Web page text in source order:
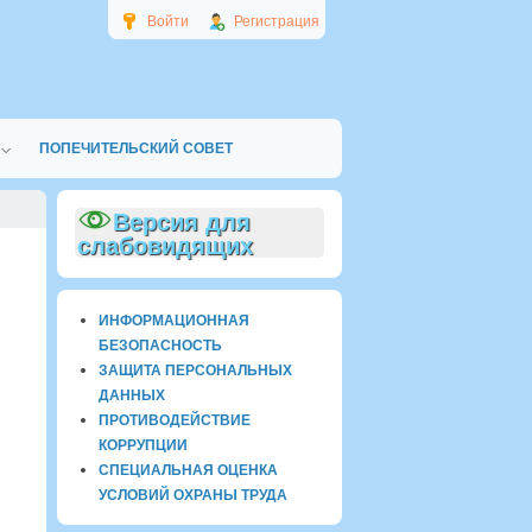
Войти Регистрация
ПОПЕЧИТЕЛЬСКИЙ СОВЕТ
Версия для
слабовидящих
ИНФОРМАЦИОННАЯ
БЕЗОПАСНОСТЬ
ЗАЩИТА ПЕРСОНАЛЬНЫХ
ДАННЫХ
ПРОТИВОДЕЙСТВИЕ
КОРРУПЦИИ
СПЕЦИАЛЬНАЯ ОЦЕНКА
УСЛОВИЙ ОХРАНЫ ТРУДА